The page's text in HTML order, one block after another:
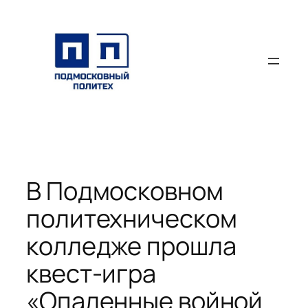
содержимому
В Подмосковном
политехническом
колледже прошла
квест-игра
«Опаленные войной